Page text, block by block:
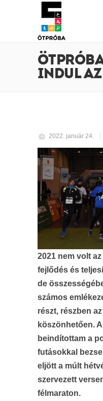
INDUL
2022. január 24.
2021 nem volt
fejlődés és
de
számos
részt, részben
köszönhetően.
beindítottam a
futásokkal
eljött a múlt
szervezett
félmaraton.